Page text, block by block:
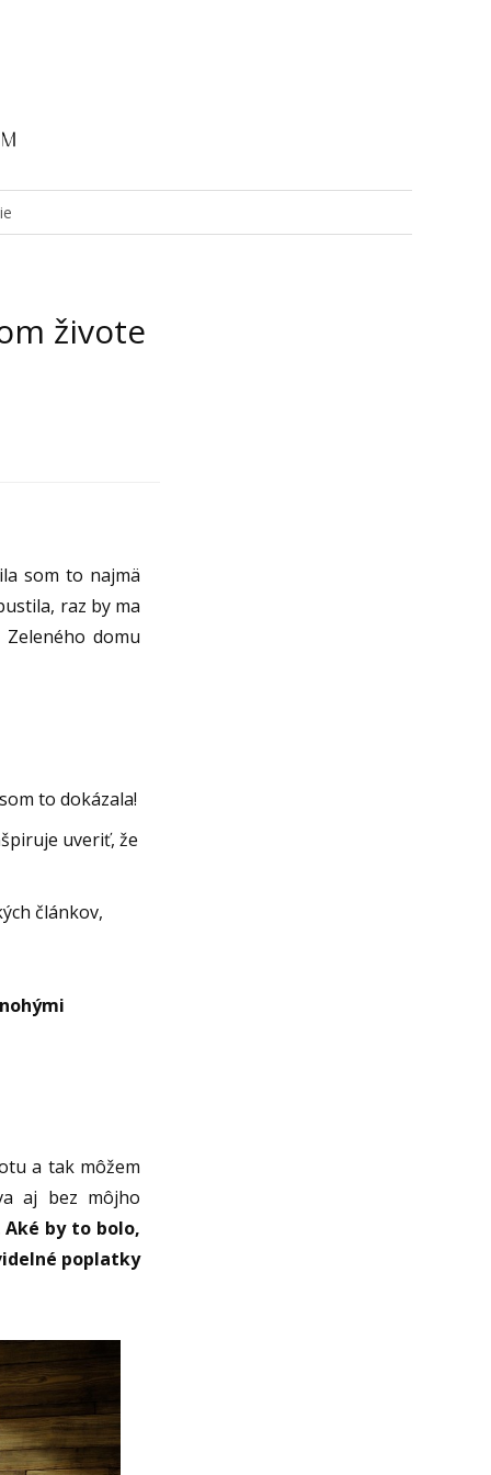
živote
som to najmä
raz by ma
domu
to dokázala!
uveriť, že
článkov,
a tak môžem
aj bez môjho
Aké by to bolo,
poplatky